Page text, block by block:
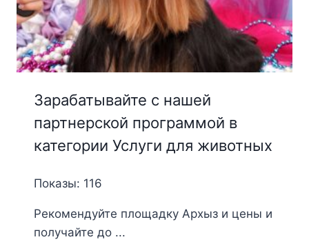
Зарабатывайте с нашей
партнерской программой в
категории Услуги для животных
Показы: 116
Рекомендуйте площадку Архыз и цены и
получайте до ...